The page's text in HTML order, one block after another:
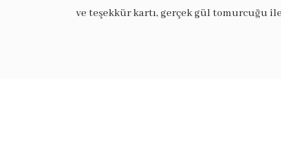
ve teşekkür kartı, gerçek gül tomurcuğu